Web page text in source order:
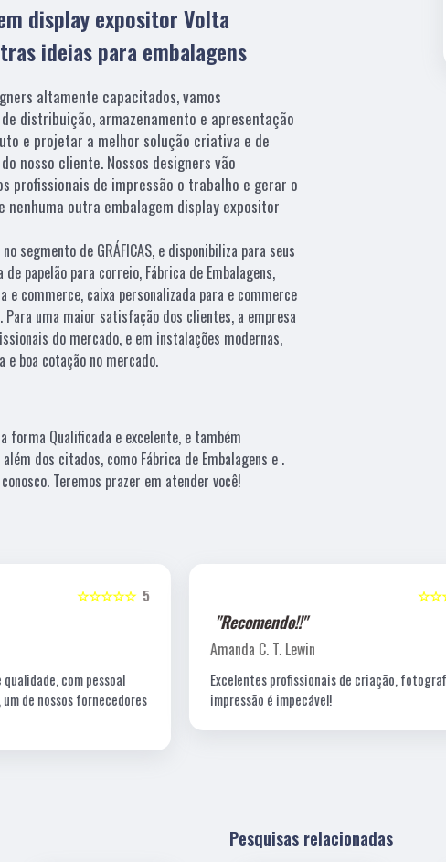
display expositor Volta
ideias para embalagens
altamente capacitados, vamos
distribuição, armazenamento e apresentação
e projetar a melhor solução criativa e de
nosso cliente. Nossos designers vão
profissionais de impressão o trabalho e gerar o
outra embalagem display expositor
segmento de GRÁFICAS, e disponibiliza para seus
papelão para correio, Fábrica de Embalagens,
e commerce, caixa personalizada para e commerce
Para uma maior satisfação dos clientes, a empresa
do mercado, e em instalações modernas,
e boa cotação no mercado.
forma Qualificada e excelente, e também
dos citados, como Fábrica de Embalagens e .
Teremos prazer em atender você!
5
☆☆☆☆☆
com pessoal
fornecedores
☆☆☆☆☆
"Recomendo!!"
Amanda C. T. Lewin
Excelentes profissionais de criação, fotografia e a
impressão é impecável!
Pesquisas relacionadas